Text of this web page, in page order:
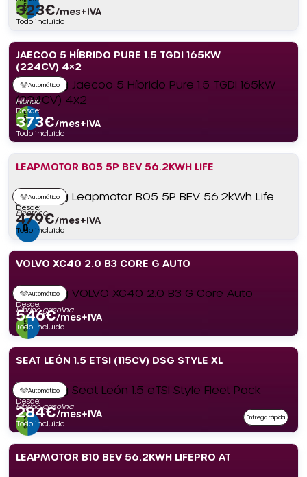
323€/mes+IVA
Todo incluido
JAECOO 5 HÍBRIDO PURE 1.5 TGDI 165KW
(224CV) 4×2
Automático
Híbrido
Desde:
373€/mes+IVA
Todo incluido
LEAPMOTOR B05 5P BEV 56.2KWH LIFE
Automático
Eléctrico
Desde:
479€/mes+IVA
Todo incluido
VOLVO XC40 2.0 B3 CORE G AUTO
Automático
Híbrido gasolina
Desde:
546€/mes+IVA
Todo incluido
SEAT LEÓN 1.5 ETSI (115CV) DSG STYLE XL
Automático
Híbrido gasolina
Desde:
284€/mes+IVA
Todo incluido
Entrega rápida
LEAPMOTOR B10 BEV 56.2KWH LIFEPRO AT